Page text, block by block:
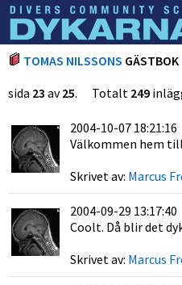
Dyknyheter
TOMAS NILSSONS GÄSTBOK
sida 23 av25. Totalt 249
2004-10-07 18:21:16
Välkommen hem
Skrivet av: Marcus
2004-09-29 13:17:40
Coolt. Då blir det
Skrivet av: Marcus